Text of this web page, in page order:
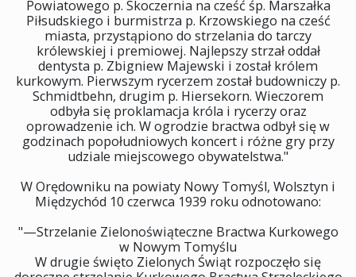
Powiatowego p. Skoczernia na cześć śp. Marszałka
Piłsudskiego i burmistrza p. Krzowskiego na cześć
miasta, przystąpiono do strzelania do tarczy
królewskiej i premiowej. Najlepszy strzał oddał
dentysta p. Zbigniew Majewski i został królem
kurkowym. Pierwszym rycerzem został budowniczy p.
Schmidtbehn, drugim p. Hiersekorn. Wieczorem
odbyła się proklamacja króla i rycerzy oraz
oprowadzenie ich. W ogrodzie bractwa odbył się w
godzinach popołudniowych koncert i różne gry przy
udziale miejscowego obywatelstwa."
W Orędowniku na powiaty Nowy Tomyśl, Wolsztyn i
Międzychód 10 czerwca 1939 roku odnotowano:
"—Strzelanie Zielonoświąteczne Bractwa Kurkowego
w Nowym Tomyślu
W drugie święto Zielonych Świąt rozpoczęło się